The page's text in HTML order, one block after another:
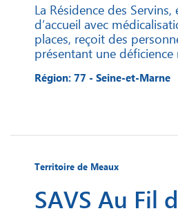
La Résidence des
d’accueil avec
places, reçoit des
présentant une déficience
Région: 77 - Seine-et-Marne
Territoire de Meaux
SAVS Au Fil